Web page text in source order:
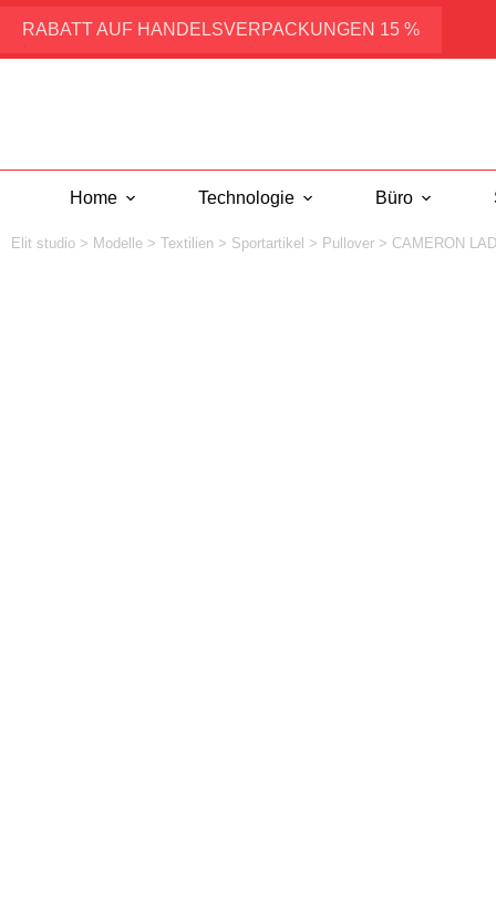
InhaltRABATT AUF HANDELSVERPACKUNGEN 15 %
Home Technologie Büro
Elit studio > Modelle > Textilien > Sportartikel > Pullover > CAMERON